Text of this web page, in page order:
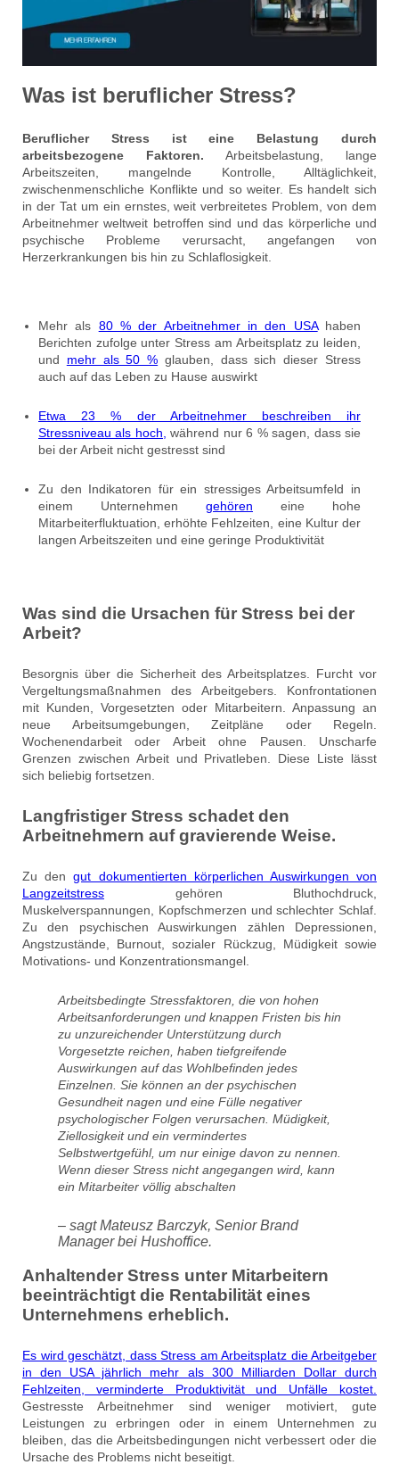
Was ist beruflicher Stress?
Beruflicher Stress ist eine Belastung durch
arbeitsbezogene Faktoren. Arbeitsbelastung, lange
Arbeitszeiten, mangelnde Kontrolle, Alltäglichkeit,
zwischenmenschliche Konflikte und so weiter. Es handelt sich
in der Tat um ein ernstes, weit verbreitetes Problem, von dem
Arbeitnehmer weltweit betroffen sind und das körperliche und
psychische Probleme verursacht, angefangen von
Herzerkrankungen bis hin zu Schlaflosigkeit.
Mehr als 80 % der Arbeitnehmer in den USAhaben
Berichten zufolge unter Stress am Arbeitsplatz zu leiden,
und mehr als 50 % glauben, dass sich dieser Stress
auch auf das Leben zu Hause auswirkt
Etwa 23 % der Arbeitnehmer beschreiben ihr
Stressniveau als hoch, während nur 6 % sagen, dass sie
bei der Arbeit nicht gestresst sind
Zu den Indikatoren für ein stressiges Arbeitsumfeld in
einem Unternehmen gehören eine hohe
Mitarbeiterfluktuation, erhöhte Fehlzeiten, eine Kultur der
langen Arbeitszeiten und eine geringe Produktivität
Was sind die Ursachen für Stress bei der
Arbeit?
Besorgnis über die Sicherheit des Arbeitsplatzes. Furcht vor
Vergeltungsmaßnahmen des Arbeitgebers. Konfrontationen
mit Kunden, Vorgesetzten oder Mitarbeitern. Anpassung an
neue Arbeitsumgebungen, Zeitpläne oder Regeln.
Wochenendarbeit oder Arbeit ohne Pausen. Unscharfe
Grenzen zwischen Arbeit und Privatleben. Diese Liste lässt
sich beliebig fortsetzen.
Langfristiger Stress schadet den
Arbeitnehmern auf gravierende Weise.
Zu dengut dokumentierten körperlichen Auswirkungen von
Langzeitstress gehören Bluthochdruck,
Muskelverspannungen, Kopfschmerzen und schlechter Schlaf.
Zu den psychischen Auswirkungen zählen Depressionen,
Angstzustände, Burnout, sozialer Rückzug, Müdigkeit sowie
Motivations- und Konzentrationsmangel.
Arbeitsbedingte Stressfaktoren, die von hohen
Arbeitsanforderungen und knappen Fristen bis hin
zu unzureichender Unterstützung durch
Vorgesetzte reichen, haben tiefgreifende
Auswirkungen auf das Wohlbefinden jedes
Einzelnen. Sie können an der psychischen
Gesundheit nagen und eine Fülle negativer
psychologischer Folgen verursachen. Müdigkeit,
Ziellosigkeit und ein vermindertes
Selbstwertgefühl, um nur einige davon zu nennen.
Wenn dieser Stress nicht angegangen wird, kann
ein Mitarbeiter völlig abschalten
– sagt Mateusz Barczyk, Senior Brand
Manager bei Hushoffice.
Anhaltender Stress unter Mitarbeitern
beeinträchtigt die Rentabilität eines
Unternehmens erheblich.
Es wird geschätzt, dass Stress am Arbeitsplatz die Arbeitgeber
in den USA jährlich mehr als 300 Milliarden Dollar durch
Fehlzeiten, verminderte Produktivität und Unfälle kostet.
Gestresste Arbeitnehmer sind weniger motiviert, gute
Leistungen zu erbringen oder in einem Unternehmen zu
bleiben, das die Arbeitsbedingungen nicht verbessert oder die
Ursache des Problems nicht beseitigt.